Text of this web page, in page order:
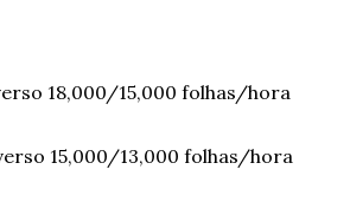
18,000/15,000 folhas/hora
15,000/13,000 folhas/hora